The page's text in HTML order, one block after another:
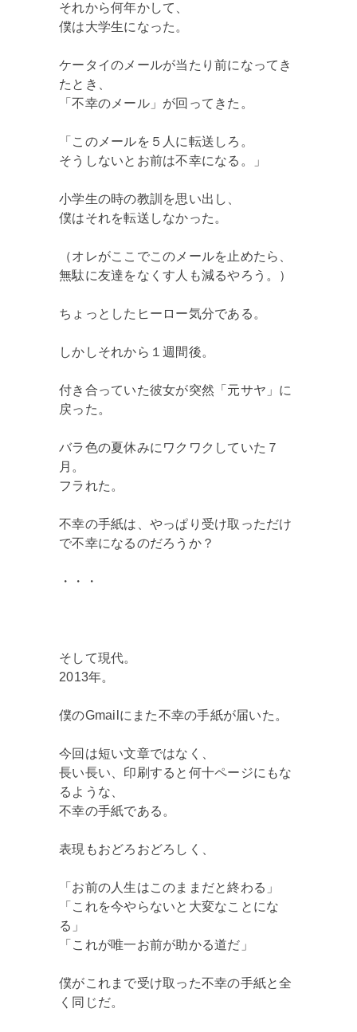
それから何年かして、
僕は大学生になった。
ケータイのメールが当たり前になってき
たとき、
「不幸のメール」が回ってきた。
「このメールを５人に転送しろ。
そうしないとお前は不幸になる。」
小学生の時の教訓を思い出し、
僕はそれを転送しなかった。
（オレがここでこのメールを止めたら、
無駄に友達をなくす人も減るやろう。）
ちょっとしたヒーロー気分である。
しかしそれから１週間後。
付き合っていた彼女が突然「元サヤ」に
戻った。
バラ色の夏休みにワクワクしていた７
月。
フラれた。
不幸の手紙は、やっぱり受け取っただけ
で不幸になるのだろうか？
・・・
そして現代。
2013年。
僕のGmailにまた不幸の手紙が届いた。
今回は短い文章ではなく、
長い長い、印刷すると何十ページにもな
るような、
不幸の手紙である。
表現もおどろおどろしく、
「お前の人生はこのままだと終わる」
「これを今やらないと大変なことにな
る」
「これが唯一お前が助かる道だ」
僕がこれまで受け取った不幸の手紙と全
く同じだ。